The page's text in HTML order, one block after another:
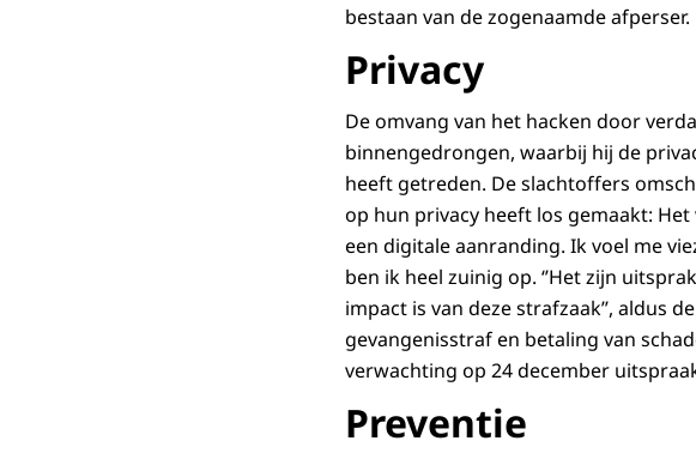
bestaan van de zogenaamde afperser.
Privacy
De omvang van het hacken door
binnengedrongen, waarbij hij de
heeft getreden. De slachtoffers
op hun privacy heeft los gemaakt:
een digitale aanranding. Ik voel me
ben ik heel zuinig op. ‘’Het zijn
impact is van deze strafzaak’’, aldus
gevangenisstraf en betaling van
verwachting op 24 december
Preventie